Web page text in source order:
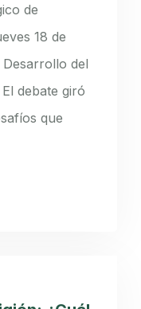
de
18 de
del
debate giró
que